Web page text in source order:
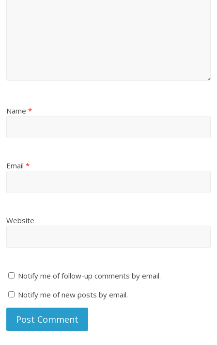
Name*
Email*
Website
Notify me of follow-up comments by email.
Notify me of new posts by email.